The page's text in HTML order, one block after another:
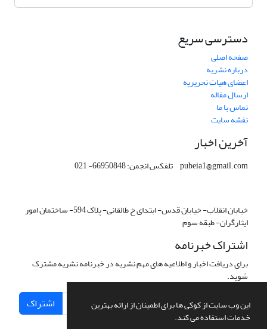
این وب سایت از کوکی ها برای اطمینان از ارائه بهترین
خدمات استفاده می کند.
دسترسی سریع
صفحه اصلی
درباره نشریه
اعضای هیات تحریریه
ارسال مقاله
تماس با ما
نقشه سایت
آخرین اخبار
pubeia1@gmail.com تلفکس انجمن: 66950848- 021
خیابان انقلاب- خیابان قدس- ابتدای خ طالقانی- پلاک 594- ساختمان امور
ایثارگران- طبقه سوم
اشتراک خبرنامه
برای دریافت اخبار و اطلاعیه های مهم نشریه در خبرنامه نشریه مشترک
شوید.
اشتراک